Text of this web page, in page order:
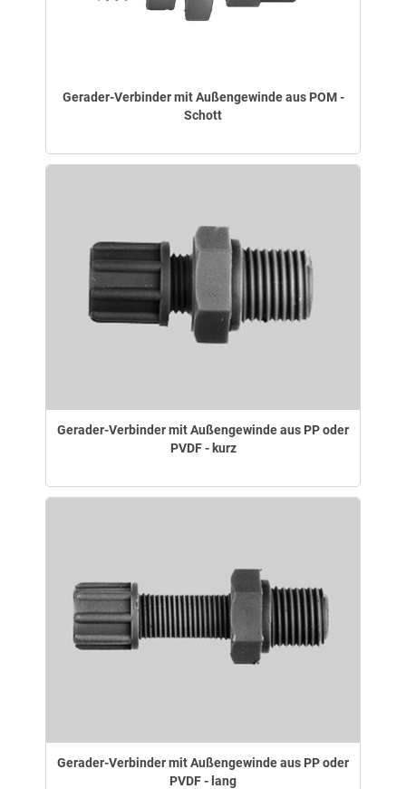
Gerader-Verbinder mit Außengewinde aus POM -
Schott
Gerader-Verbinder mit Außengewinde aus PP oder
PVDF - kurz
Gerader-Verbinder mit Außengewinde aus PP oder
PVDF - lang